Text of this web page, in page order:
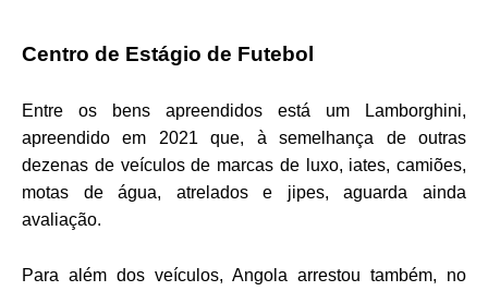
Centro de Estágio de Futebol
Entre os bens apreendidos está um Lamborghini,
apreendido em 2021 que, à semelhança de outras
dezenas de veículos de marcas de luxo, iates, camiões,
motas de água, atrelados e jipes, aguarda ainda
avaliação.
Para além dos veículos, Angola arrestou também, no